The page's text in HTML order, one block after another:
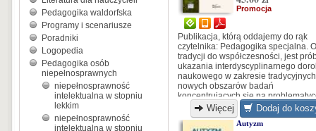
Pedagogika waldorfska
Programy i scenariusze
Poradniki
Logopedia
Pedagogika osób
niepełnosprawnych
niepełnosprawność
intelektualna w stopniu
lekkim
niepełnosprawność
intelektualna w stopniu
Promocja
Publikacja, którą oddajemy do rąk
czytelnika: Pedagogika specjalna.
tradycji do współczesności, jest
ukazania interdyscyplinarnego
naukowego w zakresie
nowych obszarów badań
koncentrujących się na
zróżnicowania rozwojowego, jego
konsekwencji i implikacji.
Więcej Dodaj do
Autyzm